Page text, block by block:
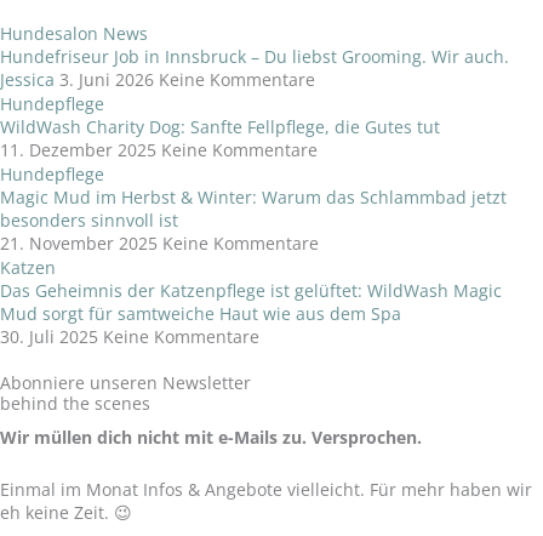
Hundesalon News
Hundefriseur Job in Innsbruck – Du liebst Grooming. Wir auch.
Jessica 3. Juni 2026 Keine Kommentare
Hundepflege
WildWash Charity Dog: Sanfte Fellpflege, die Gutes tut
11. Dezember 2025 Keine Kommentare
Hundepflege
Magic Mud im Herbst & Winter: Warum das Schlammbad jetzt
besonders sinnvoll ist
21. November 2025 Keine Kommentare
Katzen
Das Geheimnis der Katzenpflege ist gelüftet: WildWash Magic
Mud sorgt für samtweiche Haut wie aus dem Spa
30. Juli 2025 Keine Kommentare
Abonniere unseren Newsletter
behind the scenes
Wir müllen dich nicht mit e-Mails zu. Versprochen.
Einmal im Monat Infos & Angebote vielleicht. Für mehr haben wir
eh keine Zeit. 😉